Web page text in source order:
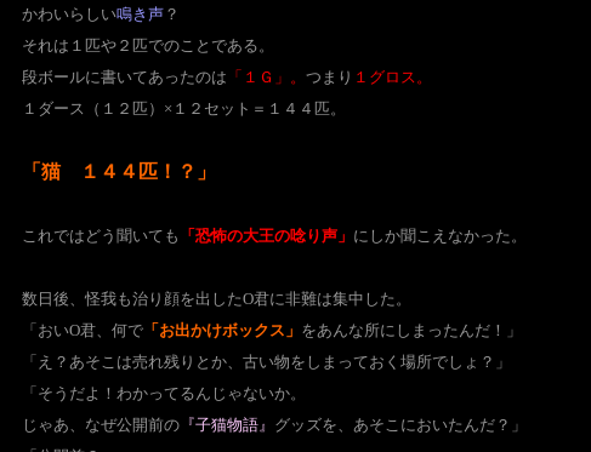
かわいらしい鳴き声 ？
それは１匹や２匹でのことである。
段ボールに書いてあったのは 「１Ｇ」。 つまり １グロス。
１ダース（１２匹）×１２セット＝１４４匹。
「猫 １４４匹！？」
これではどう聞いても 「恐怖の大王の唸り声」 にしか聞こえなかった。
数日後、怪我も治り顔を出したO君に非難は集中した。
「おいO君、何で 「お出かけボックス」 をあんな所にしまったんだ！」
「え？あそこは売れ残りとか、古い物をしまっておく場所でしょ？」
「そうだよ！わかってるんじゃないか。
じゃあ、なぜ公開前の 『子猫物語』 グッズを、あそこにおいたんだ？」